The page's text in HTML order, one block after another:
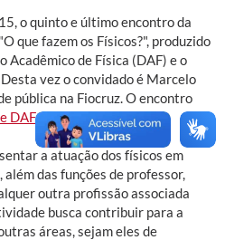
o quinto e último encontro da
que fazem os Físicos?", produzido
de Física (DAF) e o
vez o convidado é Marcelo
pública na Fiocruz. O encontro
DAFa partir das 18h.
a atuação dos físicos em
das funções de professor,
outra profissão associada
busca contribuir para a
áreas, sejam eles de